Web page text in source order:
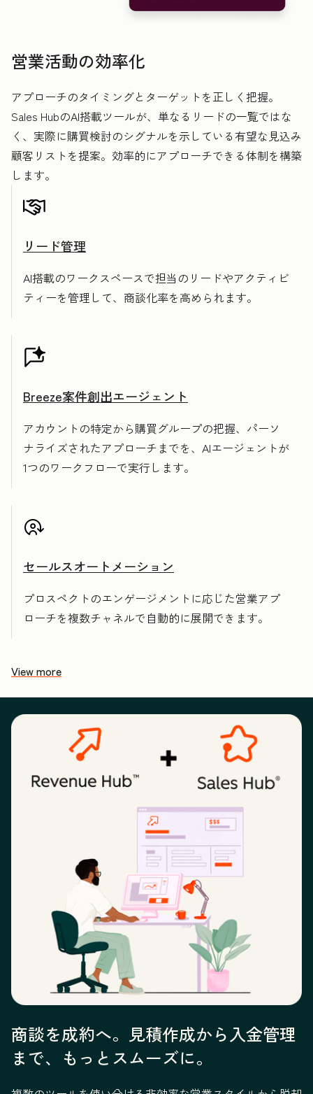
営業活動の効率化
アプローチのタイミングとターゲットを正しく把握。
Sales HubのAI搭載ツールが、単なるリードの一覧ではな
く、実際に購買検討のシグナルを示している有望な見込み
顧客リストを提案。効率的にアプローチできる体制を構築
します。
リード管理
AI搭載のワークスペースで担当のリードやアクティビ
ティーを管理して、商談化率を高められます。
Breeze案件創出エージェント
アカウントの特定から購買グループの把握、パーソ
ナライズされたアプローチまでを、AIエージェントが
1つのワークフローで実行します。
セールスオートメーション
プロスペクトのエンゲージメントに応じた営業アプ
ローチを複数チャネルで自動的に展開できます。
View more
商談を成約へ。見積作成から入金管理
まで、もっとスムーズに。